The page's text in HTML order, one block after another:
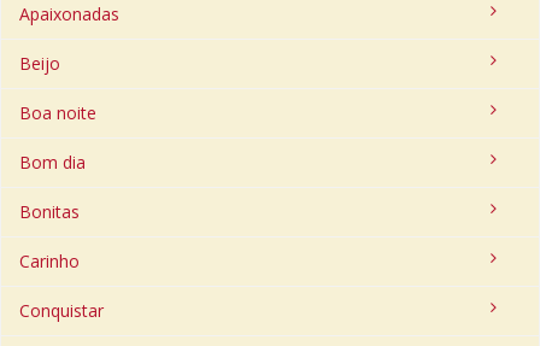
Apaixonadas
Beijo
Boa noite
Bom dia
Bonitas
Carinho
Conquistar